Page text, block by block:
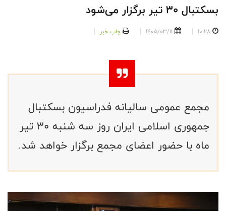
بسکتبال ۳۰ تیر برگزار می‌شود
10:28
1405/03/11 چاپ خبر
مجمع عمومی سالیانه فدراسیون بسکتبال
جمهوری اسلامی ایران روز سه شنبه ۳۰ تیر
ماه با حضور اعضای مجمع برگزار خواهد شد.